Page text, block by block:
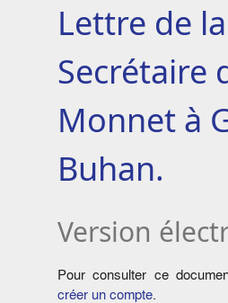
Lettre de la
Secrétaire
Monnet à
Buhan.
Version
Pour consulter ce
créer un compte.